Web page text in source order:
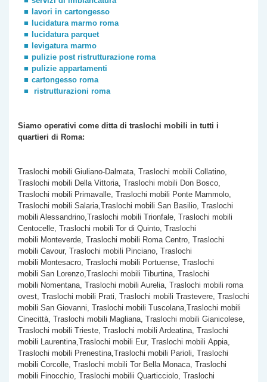
lavori in cartongesso
lucidatura marmo roma
lucidatura parquet
levigatura marmo
pulizie post ristrutturazione roma
pulizie appartamenti
cartongesso roma
ristrutturazioni roma
Siamo operativi come ditta di traslochi mobili in tutti i
quartieri di Roma:
Traslochi mobili Giuliano-Dalmata, Traslochi mobili Collatino,
Traslochi mobili Della Vittoria, Traslochi mobili Don Bosco,
Traslochi mobili Primavalle, Traslochi mobili Ponte Mammolo,
Traslochi mobili Salaria,Traslochi mobili San Basilio, Traslochi
mobili Alessandrino,Traslochi mobili Trionfale, Traslochi mobili
Centocelle, Traslochi mobili Tor di Quinto, Traslochi
mobili Monteverde, Traslochi mobili Roma Centro, Traslochi
mobili Cavour, Traslochi mobili Pinciano, Traslochi
mobili Montesacro, Traslochi mobili Portuense, Traslochi
mobili San Lorenzo,Traslochi mobili Tiburtina, Traslochi
mobili Nomentana, Traslochi mobili Aurelia, Traslochi mobili roma
ovest, Traslochi mobili Prati, Traslochi mobili Trastevere, Traslochi
mobili San Giovanni, Traslochi mobili Tuscolana,Traslochi mobili
Cinecittà, Traslochi mobili Magliana, Traslochi mobili Gianicolese,
Traslochi mobili Trieste, Traslochi mobili Ardeatina, Traslochi
mobili Laurentina,Traslochi mobili Eur, Traslochi mobili Appia,
Traslochi mobili Prenestina,Traslochi mobili Parioli, Traslochi
mobili Corcolle, Traslochi mobili Tor Bella Monaca, Traslochi
mobili Finocchio, Traslochi mobilii Quarticciolo, Traslochi